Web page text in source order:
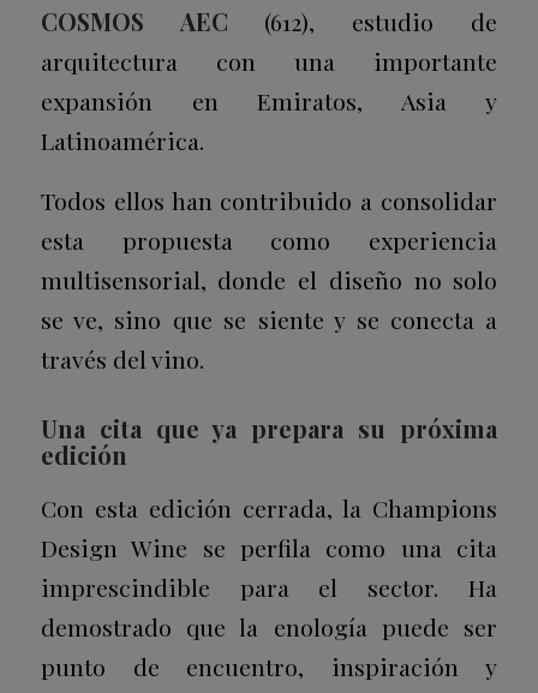
COSMOS AEC (612), estudio de
arquitectura con una importante
expansión en Emiratos, Asia y
Latinoamérica.
Todos ellos han contribuido a consolidar
esta propuesta como experiencia
multisensorial, donde el diseño no solo
se ve, sino que se siente y se conecta a
través del vino.
Una cita que ya prepara su próxima
edición
Con esta edición cerrada, la Champions
Design Wine se perfila como una cita
imprescindible para el sector. Ha
demostrado que la enología puede ser
punto de encuentro, inspiración y